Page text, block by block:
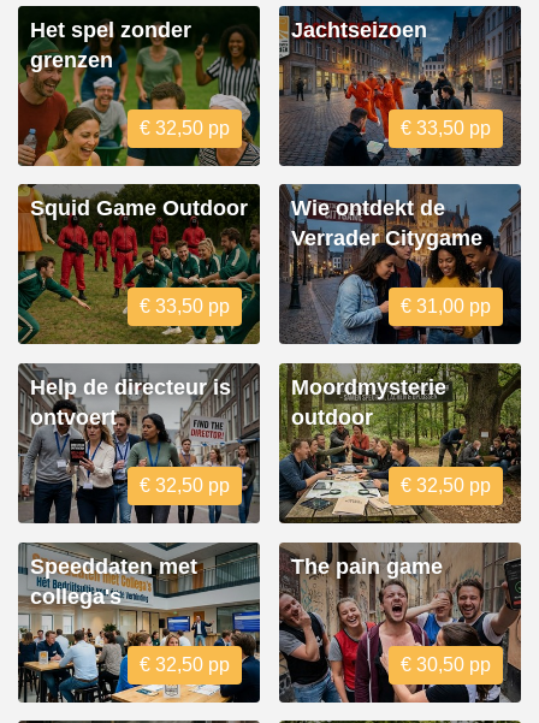
Het spel zonder
grenzen
€ 32,50 pp
Jachtseizoen
€ 33,50 pp
Squid Game Outdoor
€ 33,50 pp
Wie ontdekt de
Verrader Citygame
€ 31,00 pp
Help de directeur is
ontvoert
€ 32,50 pp
Moordmysterie
outdoor
€ 32,50 pp
Speeddaten met
collega's
€ 32,50 pp
The pain game
€ 30,50 pp